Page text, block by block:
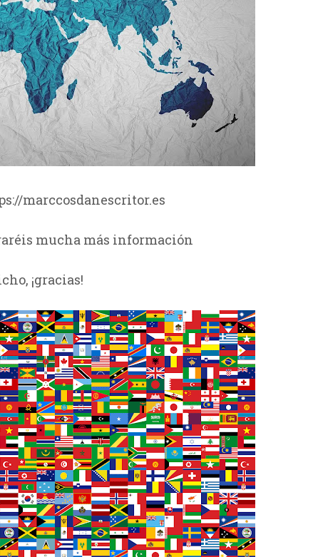
marccosdanescritor.es
mucha más información
¡gracias!